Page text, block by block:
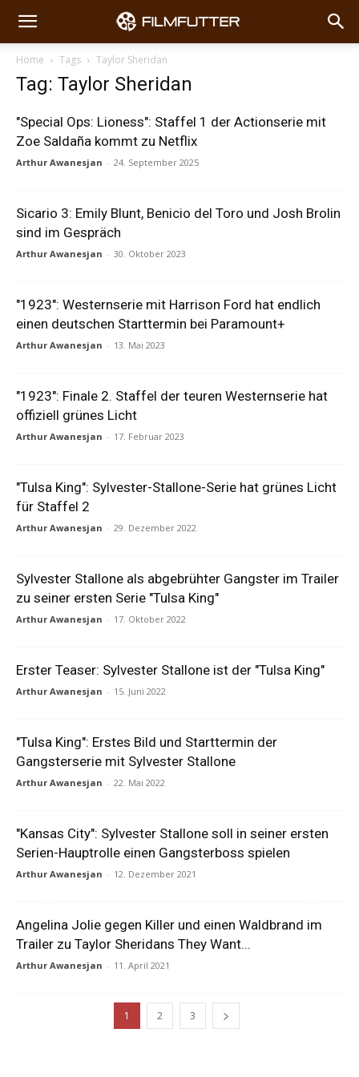
Home Tags Taylor Sheridan
Tag: Taylor Sheridan
"Special Ops: Lioness": Staffel 1 der Actionserie mit
Zoe Saldaña kommt zu Netflix
Arthur Awanesjan - 24. September 2025
Sicario 3: Emily Blunt, Benicio del Toro und Josh Brolin
sind im Gespräch
Arthur Awanesjan - 30. Oktober 2023
"1923": Westernserie mit Harrison Ford hat endlich
einen deutschen Starttermin bei Paramount+
Arthur Awanesjan - 13. Mai 2023
"1923": Finale 2. Staffel der teuren Westernserie hat
offiziell grünes Licht
Arthur Awanesjan - 17. Februar 2023
"Tulsa King": Sylvester-Stallone-Serie hat grünes Licht
für Staffel 2
Arthur Awanesjan - 29. Dezember 2022
Sylvester Stallone als abgebrühter Gangster im Trailer
zu seiner ersten Serie "Tulsa King"
Arthur Awanesjan - 17. Oktober 2022
Erster Teaser: Sylvester Stallone ist der "Tulsa King"
Arthur Awanesjan - 15. Juni 2022
"Tulsa King": Erstes Bild und Starttermin der
Gangsterserie mit Sylvester Stallone
Arthur Awanesjan - 22. Mai 2022
"Kansas City": Sylvester Stallone soll in seiner ersten
Serien-Hauptrolle einen Gangsterboss spielen
Arthur Awanesjan - 12. Dezember 2021
Angelina Jolie gegen Killer und einen Waldbrand im
Trailer zu Taylor Sheridans They Want...
Arthur Awanesjan - 11. April 2021
1 2 3